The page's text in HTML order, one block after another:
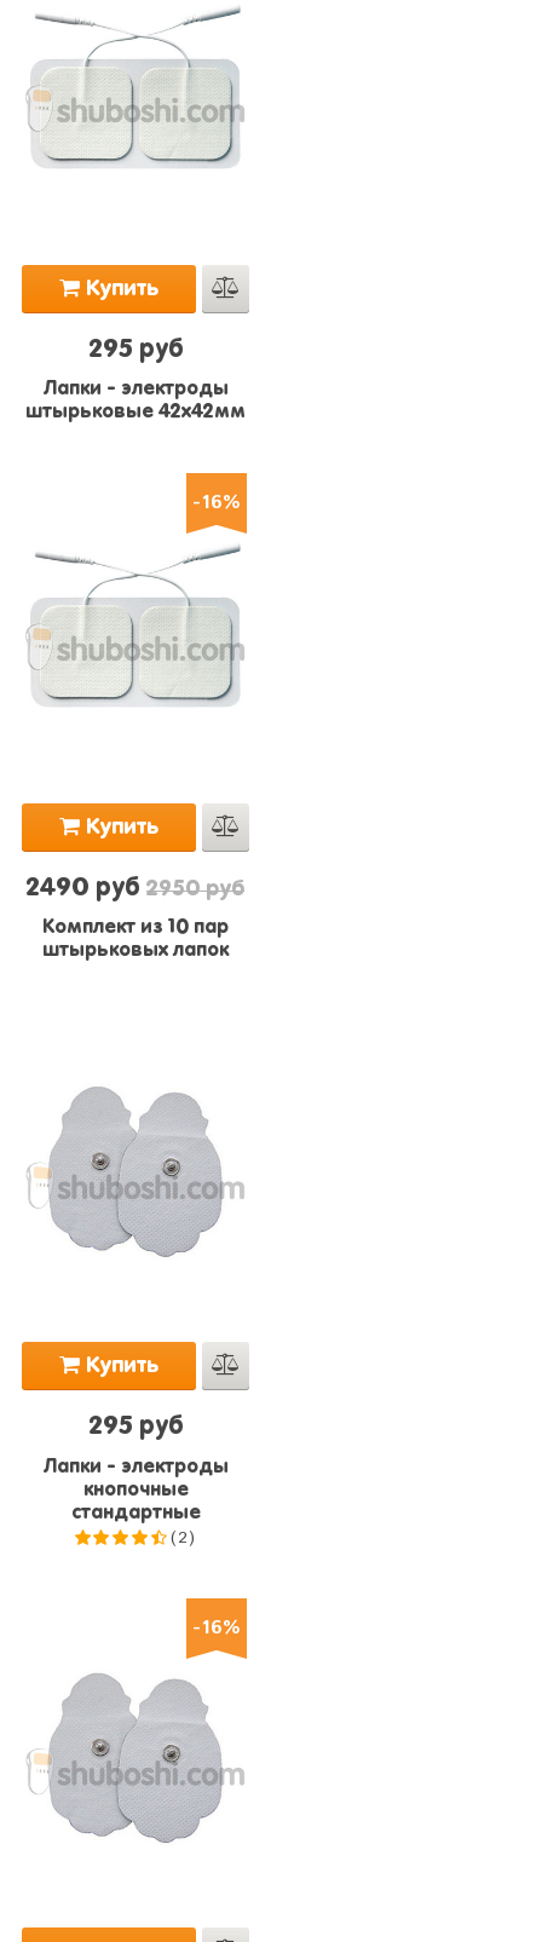
Купить
295 руб
Лапки - электроды
штырьковые 42х42мм
-16%
Купить
2490 руб 2950 руб
Комплект из 10 пар
штырьковых лапок
Купить
295 руб
Лапки - электроды
кнопочные
стандартные
(2)
-16%